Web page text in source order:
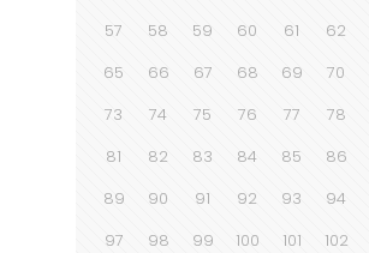
57
58 59 60 61 62
65
66 67 68 69 70
73
74 75 76 77 78
81
82 83 84 85 86
89
90 91 92 93 94
97
98 99 100 101 102